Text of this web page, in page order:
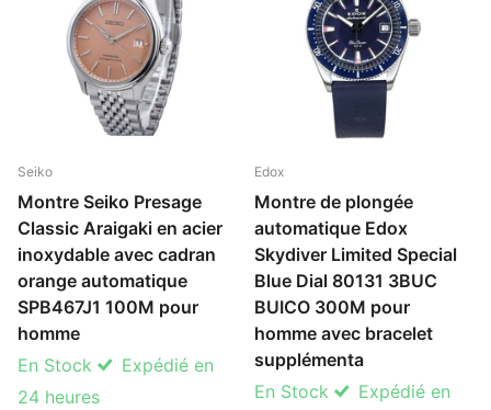
Seiko
Montre Seiko Presage
Classic Araigaki en acier
inoxydable avec cadran
orange automatique
SPB467J1 100M pour
homme
En Stock
Expédié en
24 heures
Edox
Montre de plongée
automatique Edox
Skydiver Limited Special
Blue Dial 80131 3BUC
BUICO 300M pour
homme avec bracelet
supplémenta
En Stock
Expédié en